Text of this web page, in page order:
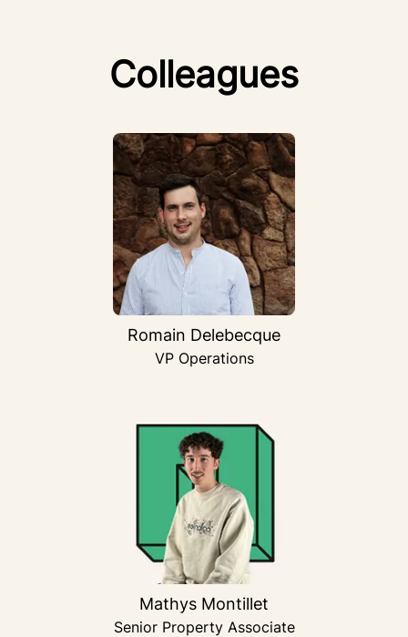
Colleagues
Romain Delebecque
VP Operations
Mathys Montillet
Senior Property Associate